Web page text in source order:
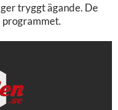
tryggt ägande. De
programmet.